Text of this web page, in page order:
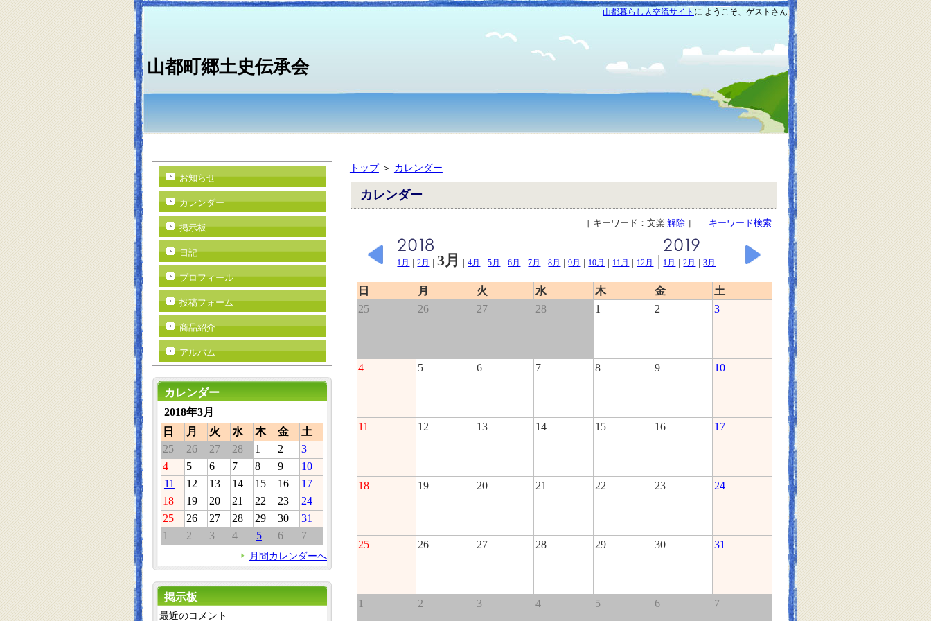
山都暮らし人交流サイト に ようこそ、ゲストさん
山都町郷土史伝承会
トップ＞ カレンダー
カレンダー
［ キーワード：文楽解除 ］ キーワード検索
1月 |2月 |3月 |4月 |5月 |6月 |7月 |8月 |9月 | 10月 | 11月 | 12月 | 1月 |2月 |3月
日 月 火 水 木 金
土
25
26 27 28 1 2 3
4 5 6 7 8 9 10
11 12 13 14 15 16 17
18 19 20 21 22 23 24
25 26 27 28 29 30 31
1 2 3 4 5 6 7
お知らせ
カレンダー
掲示板
日記
プロフィール
投稿フォーム
商品紹介
アルバム
カレンダー
2018年3月
日
月 火 水 木 金
土
25
26 27 28 1 2
3
4
5 6 7 8 9
10
11
12 13 14 15 16
17
18
19 20 21 22 23
24
25
26 27 28 29 30
31
1
2 3 4 5 6 7
月間カレンダーへ
掲示板
最近のコメント